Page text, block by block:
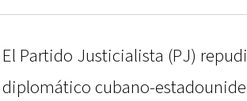
El Partido Justicialista (PJ)
diplomático cubano-